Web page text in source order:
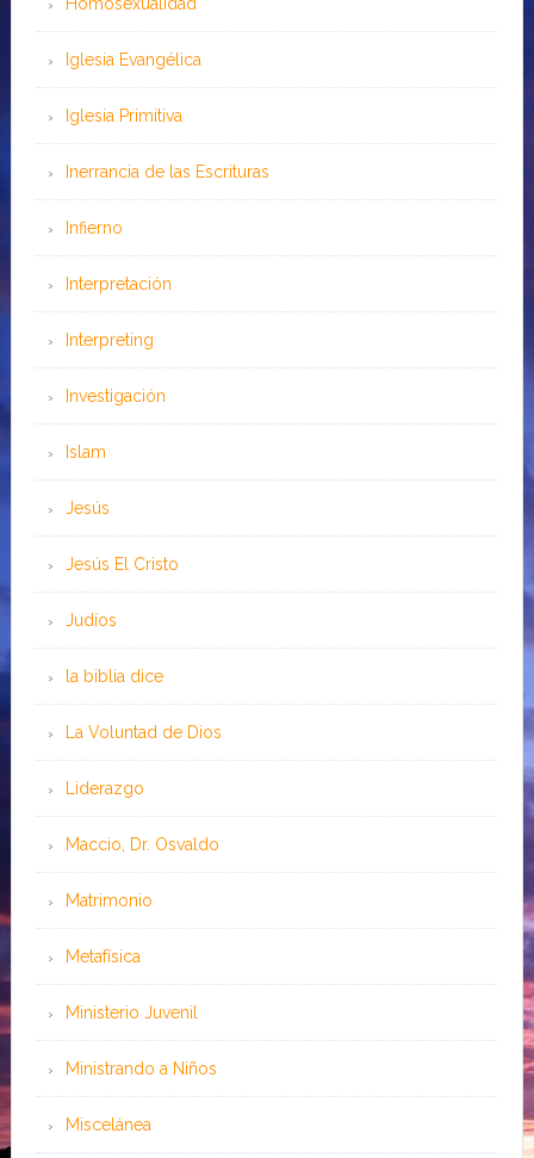
Iglesia Evangélica
Iglesia Primitiva
Inerrancia de las Escrituras
Infierno
Interpretación
Interpreting
Investigación
Islam
Jesús
Jesús El Cristo
Judíos
la biblia dice
La Voluntad de Dios
Liderazgo
Maccio, Dr. Osvaldo
Matrimonio
Metafísica
Ministerio Juvenil
Ministrando a Niños
Miscelánea